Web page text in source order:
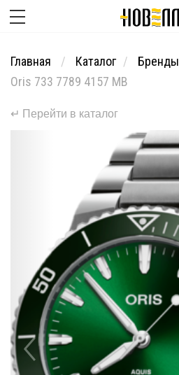
Главная Каталог Бренды
Oris 733 7789 4157 MB
↵ Перейти в каталог